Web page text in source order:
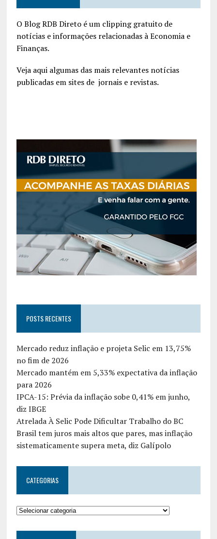
O Blog RDB Direto é um clipping gratuito de
notícias e informações relacionadas à Economia e
Finanças.
Veja aqui algumas das mais relevantes notícias
publicadas em sites de jornais e revistas.
POSTS RECENTES
Mercado reduz inflação e projeta Selic em 13,75%
no fim de 2026
Mercado mantém em 5,33% expectativa da inflação
para 2026
IPCA-15: Prévia da inflação sobe 0,41% em junho,
diz IBGE
Atrelada À Selic Pode Dificultar Trabalho do BC
Brasil tem juros mais altos que pares, mas inflação
sistematicamente supera meta, diz Galípolo
CATEGORIAS